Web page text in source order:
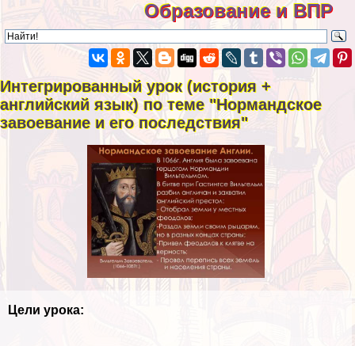
Образование и ВПР
Интегрированный урок (история +
английский язык) по теме "Нормaндское
завоевание и его последствия"
Цели урока: